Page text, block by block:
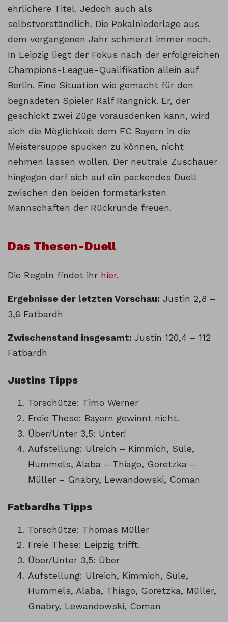
ehrlichere Titel. Jedoch auch als
selbstverständlich. Die Pokalniederlage aus
dem vergangenen Jahr schmerzt immer noch.
In Leipzig liegt der Fokus nach der erfolgreichen
Champions-League-Qualifikation allein auf
Berlin. Eine Situation wie gemacht für den
begnadeten Spieler Ralf Rangnick. Er, der
geschickt zwei Züge vorausdenken kann, wird
sich die Möglichkeit dem FC Bayern in die
Meistersuppe spucken zu können, nicht
nehmen lassen wollen. Der neutrale Zuschauer
hingegen darf sich auf ein packendes Duell
zwischen den beiden formstärksten
Mannschaften der Rückrunde freuen.
Das Thesen-Duell
Die Regeln findet ihr hier.
Ergebnisse der letzten Vorschau: Justin 2,8 –
3,6 Fatbardh
Zwischenstand insgesamt: Justin 120,4 – 112
Fatbardh
Justins Tipps
Torschütze: Timo Werner
Freie These: Bayern gewinnt nicht.
Über/Unter 3,5: Unter!
Aufstellung: Ulreich – Kimmich, Süle,
Hummels, Alaba – Thiago, Goretzka –
Müller – Gnabry, Lewandowski, Coman
Fatbardhs Tipps
Torschütze: Thomas Müller
Freie These: Leipzig trifft.
Über/Unter 3,5: Über
Aufstellung: Ulreich, Kimmich, Süle,
Hummels, Alaba, Thiago, Goretzka, Müller,
Gnabry, Lewandowski, Coman